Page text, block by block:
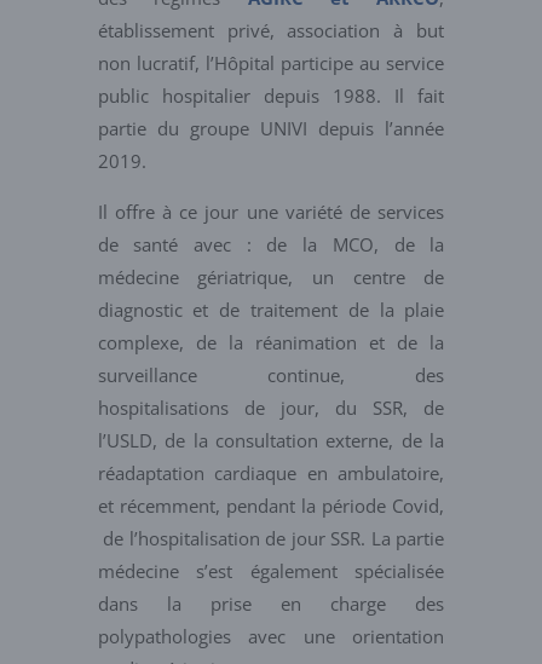
établissement privé, association à but
non lucratif, l’Hôpital participe au service
public hospitalier depuis 1988. Il fait
partie du groupe UNIVI depuis l’année
2019.
Il offre à ce jour une variété de services
de santé avec : de la MCO, de la
médecine gériatrique, un centre de
diagnostic et de traitement de la plaie
complexe, de la réanimation et de la
surveillance continue, des
hospitalisations de jour, du SSR, de
l’USLD, de la consultation externe, de la
réadaptation cardiaque en ambulatoire,
et récemment, pendant la période Covid,
de l’hospitalisation de jour SSR. La partie
médecine s’est également spécialisée
dans la prise en charge des
polypathologies avec une orientation